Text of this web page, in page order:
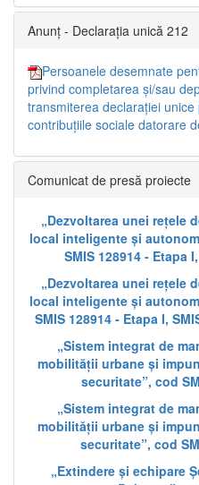
Anunț - Declarația unică 212
Persoanele desemnate
privind completarea și/sau
transmiterea declarației
contribuțiile sociale datorare
Comunicat de presă proiecte
„Dezvoltarea unei rețele
local inteligente și
SMIS 128914 - Etapa
„Dezvoltarea unei rețele
local inteligente și
SMIS 128914 - Etapa I,
„Sistem integrat de
mobilității urbane și
securitate”, cod
„Sistem integrat de
mobilității urbane și
securitate”, cod
„Extindere și echipare